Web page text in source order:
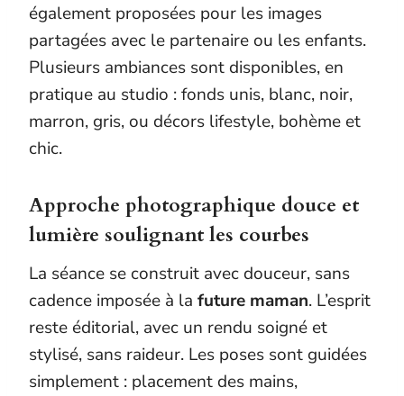
également proposées pour les images
partagées avec le partenaire ou les enfants.
Plusieurs ambiances sont disponibles, en
pratique au studio : fonds unis, blanc, noir,
marron, gris, ou décors lifestyle, bohème et
chic.
Approche photographique douce et
lumière soulignant les courbes
La séance se construit avec douceur, sans
cadence imposée à la future maman. L’esprit
reste éditorial, avec un rendu soigné et
stylisé, sans raideur. Les poses sont guidées
simplement : placement des mains,